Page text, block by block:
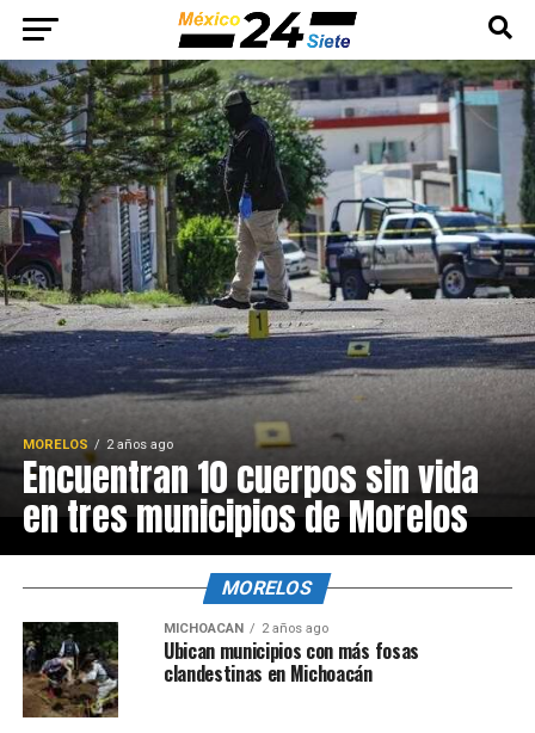
MORELOS 2 años ago
Encuentran 10 cuerpos sin vida
en tres municipios de Morelos
MORELOS
MICHOACÁN 2 años ago
Ubican municipios con más fosas
clandestinas en Michoacán